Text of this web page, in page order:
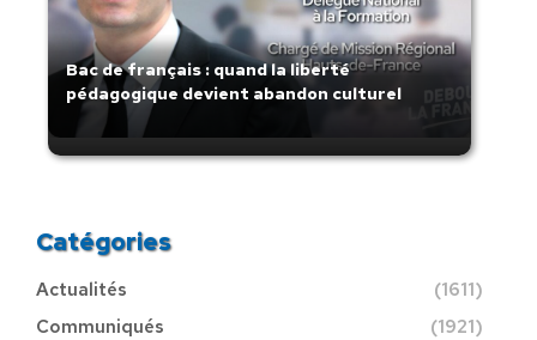
Bac de français : quand la liberté
pédagogique devient abandon culturel
Catégories
Actualités
(1611)
Communiqués
(1921)